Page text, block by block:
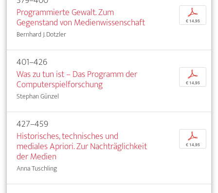
Programmierte Gewalt. Zum
Gegenstand von Medienwissenschaft
Bernhard J. Dotzler
p
€ 14,95
401–426
Was zu tun ist – Das Programm der
Computerspielforschung
Stephan Günzel
p
€ 14,95
427–459
Historisches, technisches und
mediales Apriori. Zur Nachträglichkeit
der Medien
Anna Tuschling
p
€ 14,95